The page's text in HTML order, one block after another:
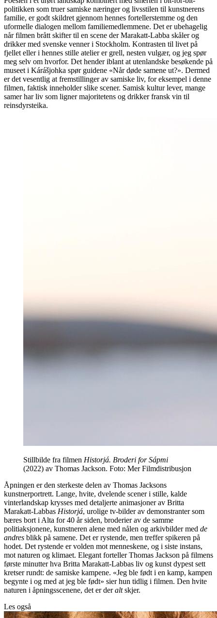
politikken som truer samiske næringer og livsstilen til kunstnerens
familie, er godt skildret gjennom hennes fortellerstemme og den
uformelle dialogen mellom familiemedlemmene. Det er ubehagelig
når filmen brått skifter til en scene der Marakatt-Labba skåler og
drikker med svenske venner i Stockholm. Kontrasten til livet på
fjellet eller i hennes stille atelier er grell, nesten vulgær, og jeg spør
meg selv om hvorfor. Det hender iblant at utenlandske besøkende på
museet i Kárášjohka spør guidene «Når døde samene ut?». Dermed
er det vesentlig at fremstillinger av samiske liv, for eksempel i denne
filmen, faktisk inneholder slike scener. Samisk kultur lever, mange
samer har liv som ligner majoritetens og drikker fransk vin til
reinsdyrsteika.
Stillbilde fra filmen Historjá. Broderi for Sápmi
(2022) av Thomas Jackson. Foto: Mer Filmdistribusjon
Åpningen er den sterkeste delen av Thomas Jacksons
kunstnerportrett. Lange, hvite, dvelende scener i stille, kalde
vinterlandskap krysses med detaljerte animasjoner av Britta
Marakatt-Labbas Historjá, urolige tv-bilder av demonstranter som
bæres bort i Alta for 40 år siden, broderier av de samme
politiaksjonene, kunstneren alene med nålen og arkivbilder med de
andres blikk på samene. Det er rystende, men treffer spikeren på
hodet. Det rystende er volden mot menneskene, og i siste instans,
mot naturen og klimaet. Elegant forteller Thomas Jackson på filmens
første minutter hva Britta Marakatt-Labbas liv og kunst dypest sett
kretser rundt: de samiske kampene. «Jeg ble født i en kamp, kampen
begynte i og med at jeg ble født» sier hun tidlig i filmen. Den hvite
naturen i åpningsscenene, det er deraltskjer.
Les også